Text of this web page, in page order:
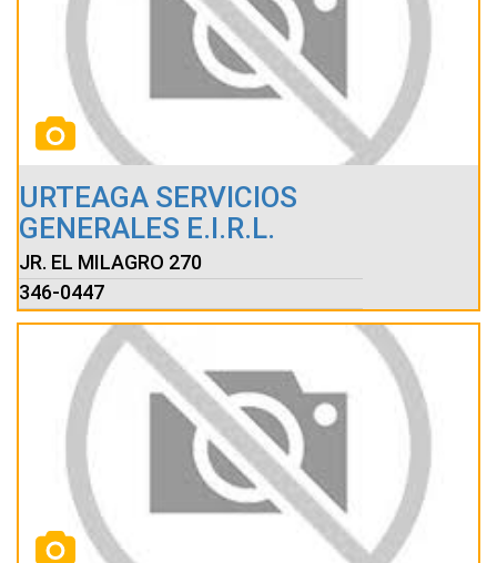
URTEAGA SERVICIOS
GENERALES E.I.R.L.
JR. EL MILAGRO 270
346-0447